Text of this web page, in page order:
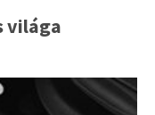
világa